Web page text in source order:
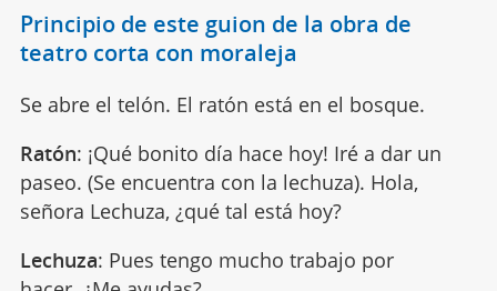
Principio de este guion de la obra de
teatro corta con moraleja
Se abre el telón. El ratón está en el bosque.
Ratón: ¡Qué bonito día hace hoy! Iré a dar un
paseo. (Se encuentra con la lechuza). Hola,
señora Lechuza, ¿qué tal está hoy?
Lechuza: Pues tengo mucho trabajo por